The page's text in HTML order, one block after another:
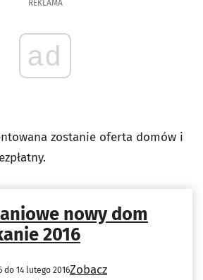
REKLAMA
ad
zostanie oferta domów i
nowy dom
2016
do 14 lutego 2016Zobacz